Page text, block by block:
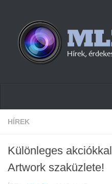
Hírek
Cikkek
HÍREK
Különleges
Artwork szaküzlete!